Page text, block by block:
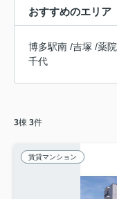
おすすめのエリア
博多駅南 /吉塚 /薬院
千代
3棟 3件
賃貸マンション